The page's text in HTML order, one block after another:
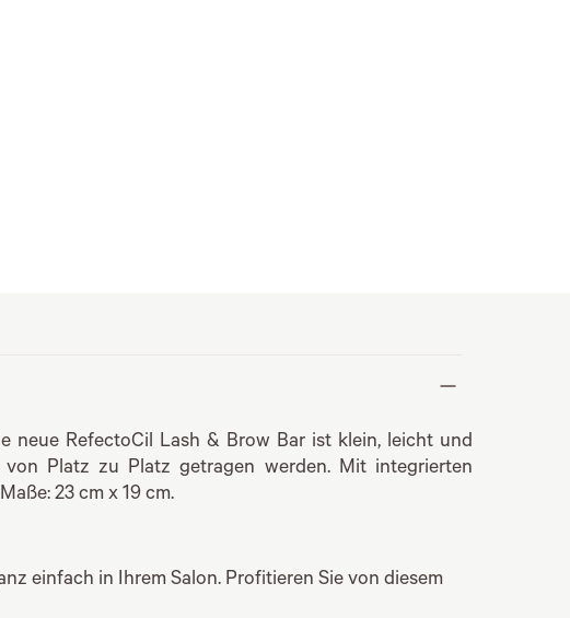
neue RefectoCil Lash & Brow Bar ist klein, leicht und
Platz zu Platz getragen werden. Mit integrierten
23 cm x 19 cm.
einfach in Ihrem Salon. Profitieren Sie von diesem